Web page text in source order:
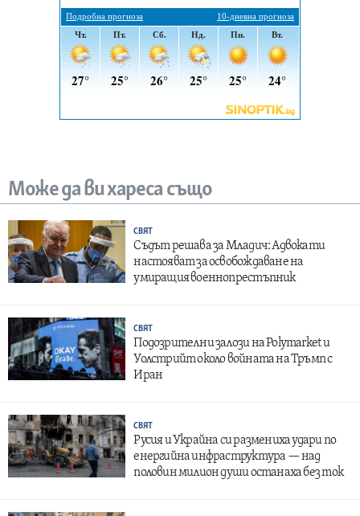
Може да ви хареса също
СВЯТ
Съдът решава за Младич: Адвокати
настояват за освобождаване на
умиращия военнопрестъпник
СВЯТ
Подозрителни залози на Polymarket и
Уолстрийт около войната на Тръмп с
Иран
СВЯТ
Русия и Украйна си размениха удари по
енергийна инфраструктура — над
половин милион души останаха без ток